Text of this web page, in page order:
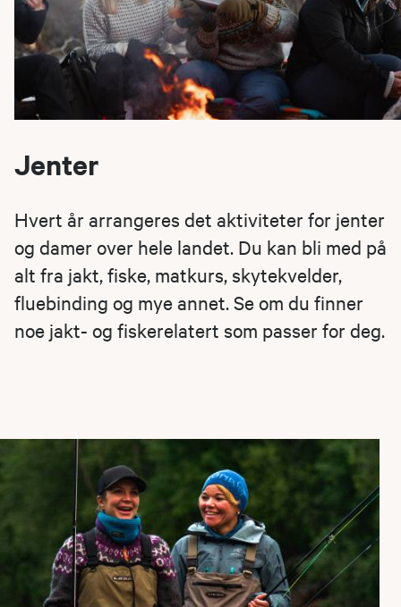
Jenter
Hvert år arrangeres det aktiviteter for jenter
og damer over hele landet. Du kan bli med på
alt fra jakt, fiske, matkurs, skytekvelder,
fluebinding og mye annet. Se om du finner
noe jakt- og fiskerelatert som passer for deg.